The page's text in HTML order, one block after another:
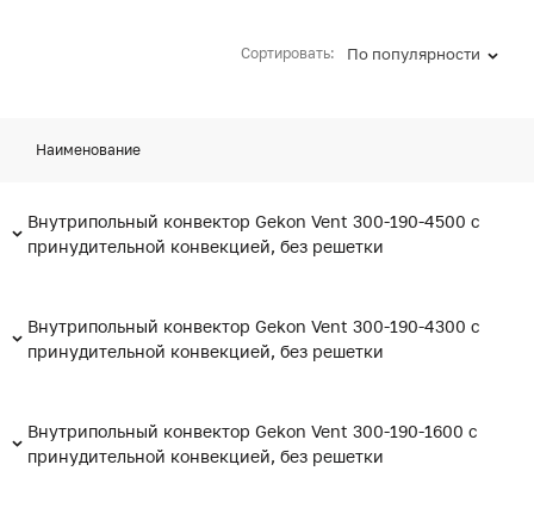
Сортировать: По популярности
Наименование
Внутрипольный конвектор Gekon Vent 300-190-4500 с
принудительной конвекцией, без решетки
Внутрипольный конвектор Gekon Vent 300-190-4300 с
принудительной конвекцией, без решетки
Внутрипольный конвектор Gekon Vent 300-190-1600 с
принудительной конвекцией, без решетки